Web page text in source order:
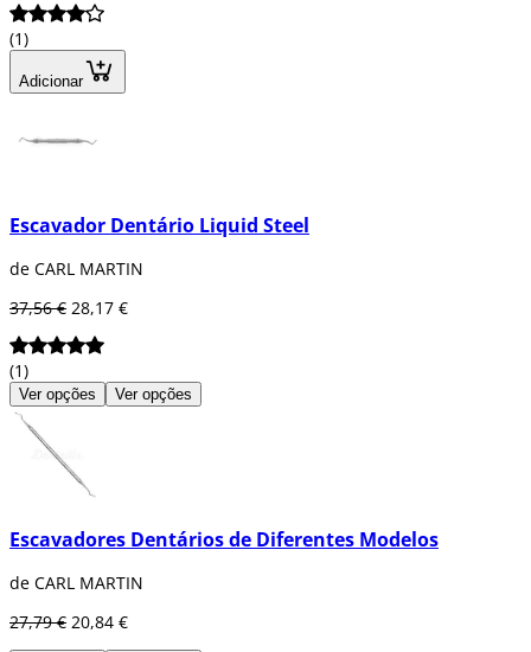
(1)
Adicionar
Escavador Dentário Liquid Steel
de CARL MARTIN
37,56 € 28,17 €
(1)
Ver opções Ver opções
Escavadores Dentários de Diferentes Modelos
de CARL MARTIN
27,79 € 20,84 €